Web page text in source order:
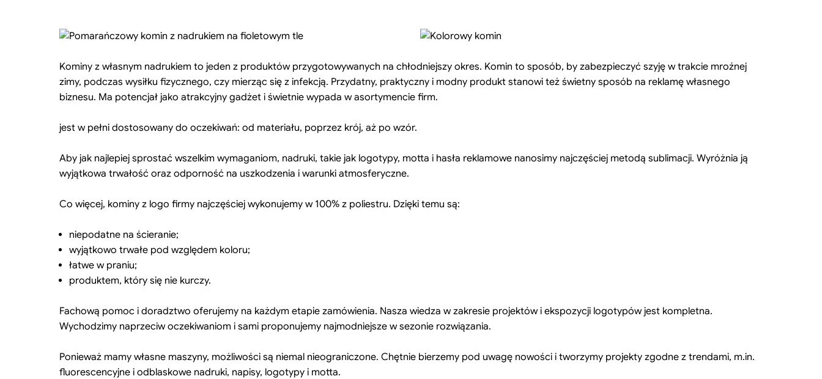
Kominy z własnym nadrukiem to jeden z produktów przygotowywanych na chłodniejszy okres. Komin to sposób, by zabezpieczyć szyję w trakcie mroźnej
zimy, podczas wysiłku fizycznego, czy mierząc się z infekcją. Przydatny, praktyczny i modny produkt stanowi też świetny sposób na reklamę własnego
biznesu. Ma potencjał jako atrakcyjny gadżet i świetnie wypada w asortymencie firm.
jest w pełni dostosowany do oczekiwań: od materiału, poprzez krój, aż po wzór.
Aby jak najlepiej sprostać wszelkim wymaganiom, nadruki, takie jak logotypy, motta i hasła reklamowe nanosimy najczęściej metodą sublimacji. Wyróżnia ją
wyjątkowa trwałość oraz odporność na uszkodzenia i warunki atmosferyczne.
Co więcej, kominy z logo firmy najczęściej wykonujemy w 100% z poliestru. Dzięki temu są:
niepodatne na ścieranie;
wyjątkowo trwałe pod względem koloru;
łatwe w praniu;
produktem, który się nie kurczy.
Fachową pomoc i doradztwo oferujemy na każdym etapie zamówienia. Nasza wiedza w zakresie projektów i ekspozycji logotypów jest kompletna.
Wychodzimy naprzeciw oczekiwaniom i sami proponujemy najmodniejsze w sezonie rozwiązania.
Ponieważ mamy własne maszyny, możliwości są niemal nieograniczone. Chętnie bierzemy pod uwagę nowości i tworzymy projekty zgodne z trendami, m.in.
fluorescencyjne i odblaskowe nadruki, napisy, logotypy i motta.